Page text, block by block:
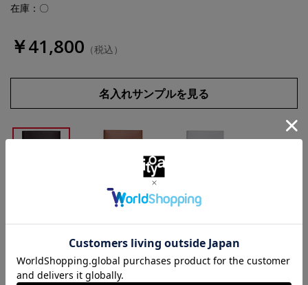
在庫：〇
￥41,800 （税込）
名入れサンプルを見る
白雲石